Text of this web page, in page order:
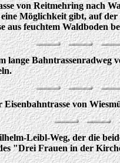
von Reitmehring nach
Möglichkeit gibt, auf
aus feuchtem Waldboden
lange
von
Leibl-Weg, der die
"Drei Frauen in der